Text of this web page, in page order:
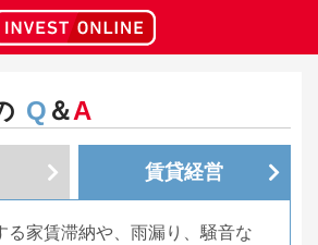
Q ＆A
賃貸経営
る家賃滞納や、雨漏り、騒音な